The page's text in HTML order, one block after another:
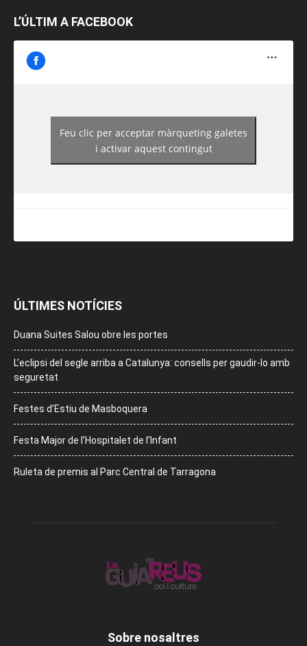
L’ÚLTIM A FACEBOOK
https://www.facebook.com/guiadereus/
Feu clic per acceptar màrqueting galetes
i activar aquest contingut
ÚLTIMES NOTÍCIES
Duana Suites Salou obre les portes
L’eclipsi del segle arriba a Catalunya: consells per gaudir-lo amb
seguretat
Festes d’Estiu de Masboquera
Festa Major de l’Hospitalet de l’Infant
Ruleta de premis al Parc Central de Tarragona
Sobre nosaltres